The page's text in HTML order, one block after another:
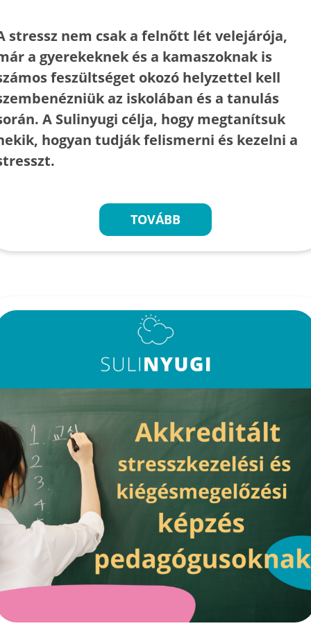
stressz nem csak a felnőtt lét velejárója,
a gyerekeknek és a kamaszoknak is
feszültséget okozó helyzettel kell
az iskolában és a tanulás
A Sulinyugi célja, hogy megtanítsuk
hogyan tudják felismerni és kezelni a
TOVÁBB